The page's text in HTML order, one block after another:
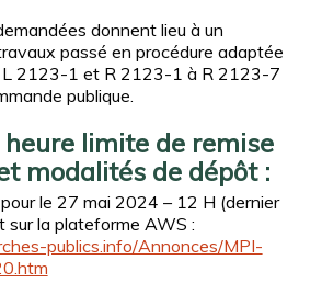
donnent lieu à un
passé en procédure adaptée
L 2123-1 et R 2123-1 à R 2123-7
publique.
limite de remise
modalités de dépôt :
le 27 mai 2024 – 12 H (dernier
sur la plateforme AWS :
publics.info/Annonces/MPI-